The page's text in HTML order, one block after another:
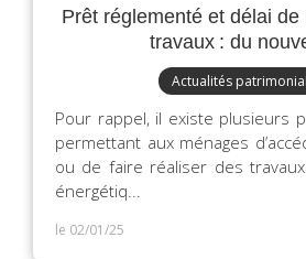
Prêt réglementé et délai
travaux : du
Actualités
Pour rappel, il existe plusieurs
permettant aux ménages
ou de faire réaliser des
énergétiq...
le 02/01/25